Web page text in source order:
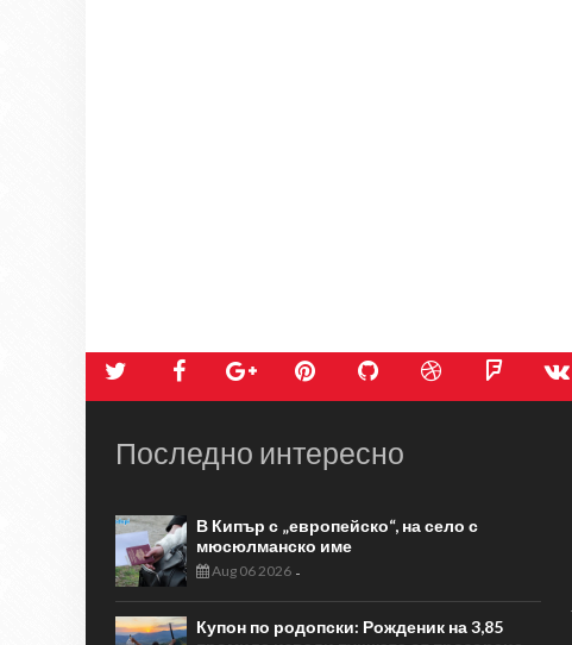
Последно интересно
В Кипър с „европейско“, на село с
мюсюлманско име
Aug 06 2026 -
Купон по родопски: Рожденик на 3,85